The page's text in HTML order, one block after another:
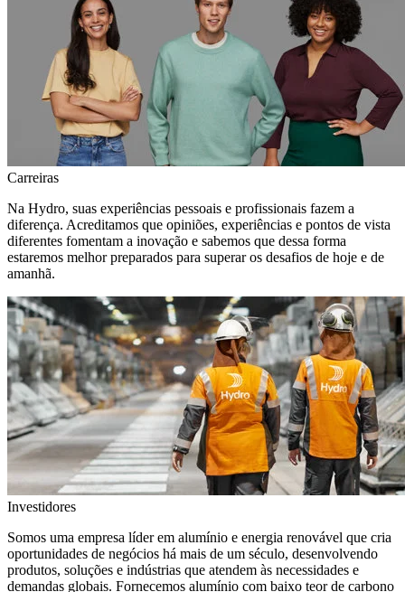
Carreiras
Na Hydro, suas experiências pessoais e profissionais fazem a
diferença. Acreditamos que opiniões, experiências e pontos de vista
diferentes fomentam a inovação e sabemos que dessa forma
estaremos melhor preparados para superar os desafios de hoje e de
amanhã.
Investidores
Somos uma empresa líder em alumínio e energia renovável que cria
oportunidades de negócios há mais de um século, desenvolvendo
produtos, soluções e indústrias que atendem às necessidades e
demandas globais. Fornecemos alumínio com baixo teor de carbono